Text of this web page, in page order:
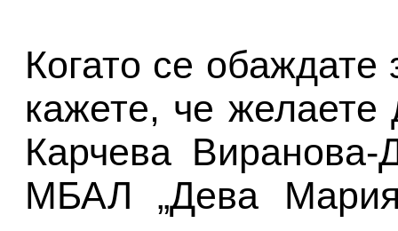
Когато се
кажете, че
Карчева Виранова-
МБАЛ „Дева